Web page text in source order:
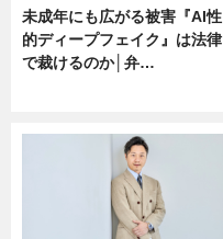
未成年にも広がる被害『AI性
的ディープフェイク』は法律
で裁けるのか│弁…